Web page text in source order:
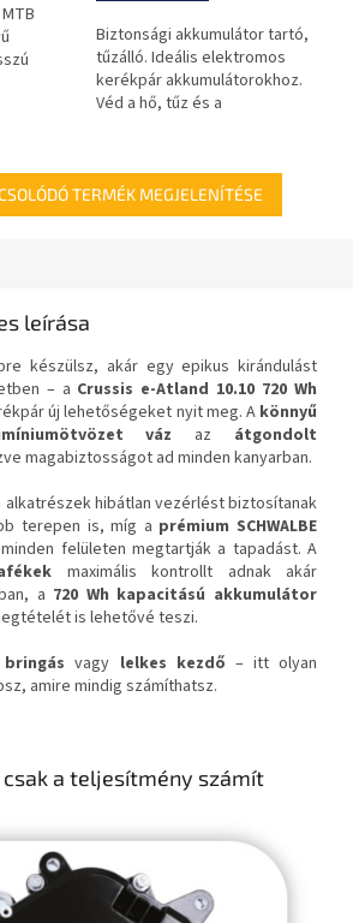
Biztonsági akkumulátor tartó,
tűzálló. Ideális elektromos
kerékpár akkumulátorokhoz.
Véd a hő, tűz és a
TERMÉK MEGJELENÍTÉSE
leírása
készülsz, akár egy epikus kirándulást
– a Crussis e-Atland 10.10 720 Wh
új lehetőségeket nyit meg. A könnyű
váz az átgondolt
magabiztosságot ad minden kanyarban.
alkatrészek hibátlan vezérlést biztosítanak
terepen is, míg a prémium SCHWALBE
felületen megtartják a tapadást. A
maximális kontrollt adnak akár
a 720 Wh kapacitású akkumulátor
is lehetővé teszi.
vagy lelkes kezdő – itt olyan
amire mindig számíthatsz.
a teljesítmény számít